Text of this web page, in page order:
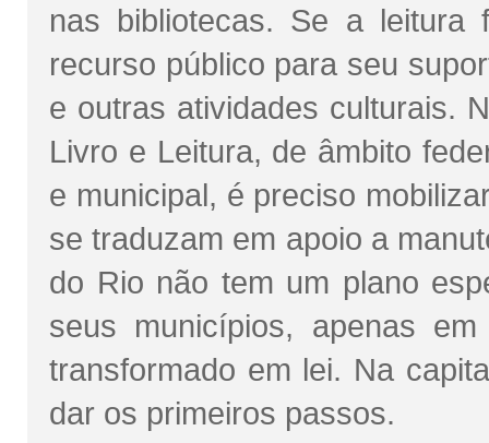
nas bibliotecas. Se a leitura
recurso público para seu
e outras atividades culturais.
Livro e Leitura, de âmbito
e municipal, é preciso
se traduzam em apoio a
do Rio não tem um plano
seus municípios, apenas
transformado em lei. Na
dar os primeiros passos.